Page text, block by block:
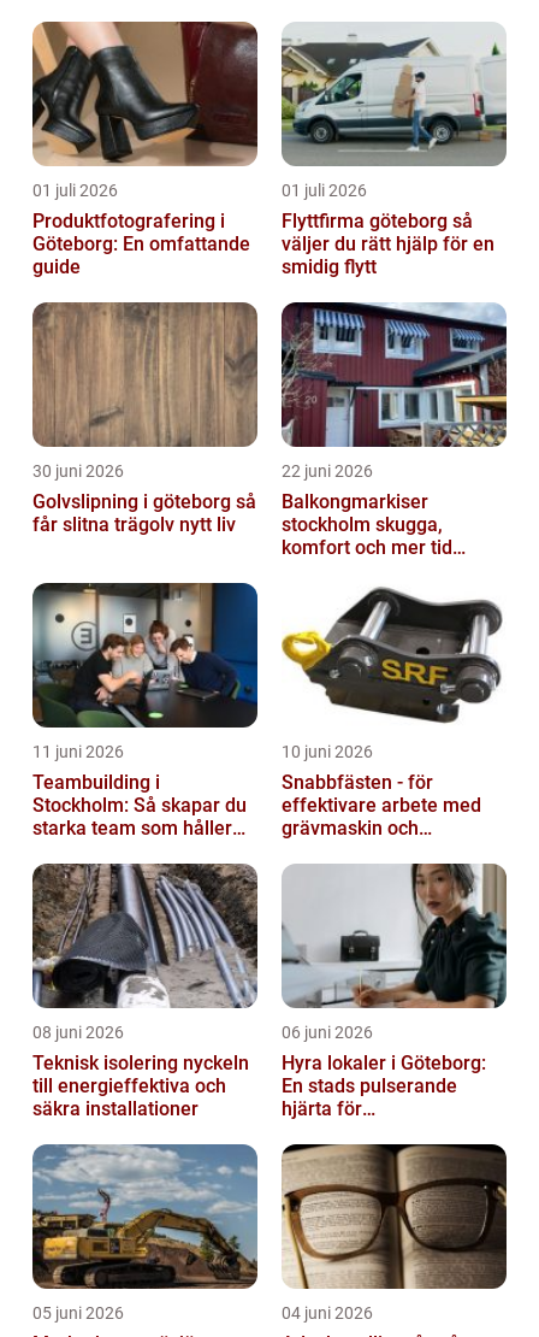
01 juli 2026
Produktfotografering i
Göteborg: En omfattande
guide
01 juli 2026
Flyttfirma göteborg så
väljer du rätt hjälp för en
smidig flytt
30 juni 2026
Golvslipning i göteborg så
får slitna trägolv nytt liv
22 juni 2026
Balkongmarkiser
stockholm skugga,
komfort och mer tid
11 juni 2026
Teambuilding i
Stockholm: Så skapar du
starka team som håller
10 juni 2026
Snabbfästen - för
effektivare arbete med
grävmaskin och
08 juni 2026
Teknisk isolering nyckeln
till energieffektiva och
säkra installationer
06 juni 2026
Hyra lokaler i Göteborg:
En stads pulserande
hjärta för
05 juni 2026 04 juni 2026